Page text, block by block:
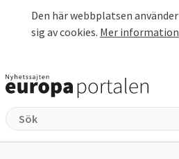
Den här webbplatsen använder
sig av cookies. Mer information